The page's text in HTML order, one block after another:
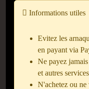
Informations utiles
Evitez les
en payant via
Ne payez
et autres
N'achetez ou ne